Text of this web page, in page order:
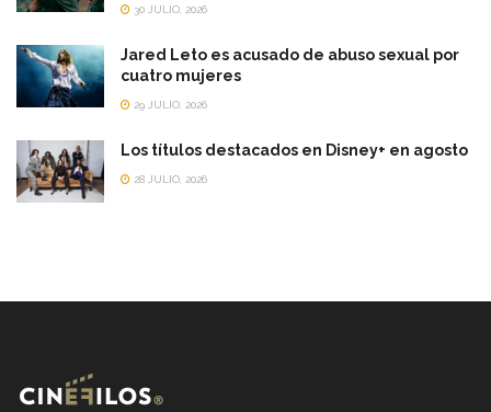
30 JULIO, 2026
Jared Leto es acusado de abuso sexual por
cuatro mujeres
29 JULIO, 2026
Los títulos destacados en Disney+ en agosto
28 JULIO, 2026